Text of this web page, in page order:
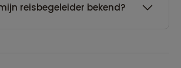
reisbegeleider bekend?